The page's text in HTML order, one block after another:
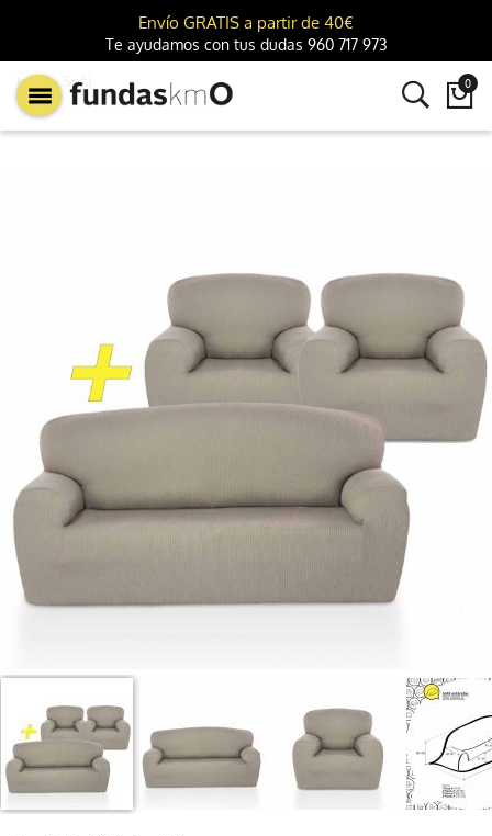
Envío GRATIS a partir de 40€
Te ayudamos con tus dudas 960 717 973
 0
km0 Sofá